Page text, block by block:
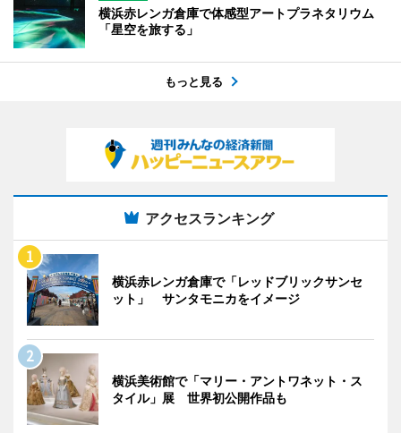
横浜赤レンガ倉庫で体感型アートプラネタリウム
「星空を旅する」
もっと見る
アクセスランキング
横浜赤レンガ倉庫で「レッドブリックサンセ
ット」 サンタモニカをイメージ
横浜美術館で「マリー・アントワネット・ス
タイル」展 世界初公開作品も